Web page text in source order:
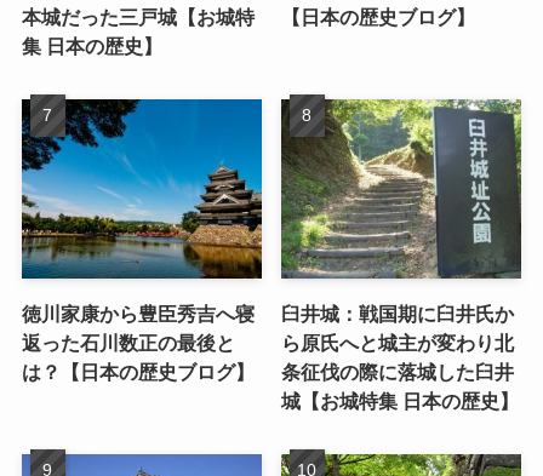
本城だった三戸城【お城特
集 日本の歴史】
【日本の歴史ブログ】
徳川家康から豊臣秀吉へ寝
返った石川数正の最後と
は？【日本の歴史ブログ】
臼井城：戦国期に臼井氏か
ら原氏へと城主が変わり北
条征伐の際に落城した臼井
城【お城特集 日本の歴史】